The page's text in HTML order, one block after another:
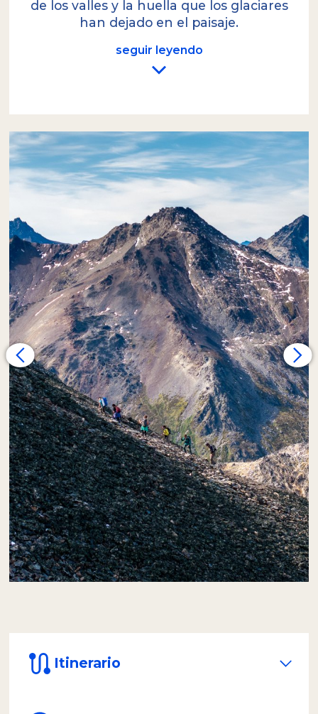
de los valles y la huella que los glaciares
han dejado en el paisaje.
seguir leyendo
La excursión comienza con el traslado desde
el hotel hasta elValle de Tierra Mayor,
donde iniciamos una caminata intensa por
uno de los senderos menos visitados de
Ushuaia.
La primera parte de la travesía es un ascenso
con una pendiente de marcada inclinación,
donde nos acompañan las lengas centenarias
del bosque subantártico fueguino. Tras unos
45 a 60 minutos de caminata exigente,el
bosque queda atrás para revelar vistas
increíbles.
Una vez por encima del bosque, nos
asomamos a la pequeña y hermosa Laguna
Turquesa, de origen glaciar. Luego de un
breve descanso para apreciar su llamativo
color, seguimos ganando altura por un filo
rocosohasta la cumbre del Monte Carbajal.
Desde la cima, se obtiene una vista
privilegiada del paisaje.Se puede apreciar
la huella de los glaciares que, durante las
últimas glaciaciones, bajaban hacia el Canal
Beagle atravesando los valles de Tierra Mayor
y Carbajal, dando forma a este majestuoso
entorno.
Itinerario